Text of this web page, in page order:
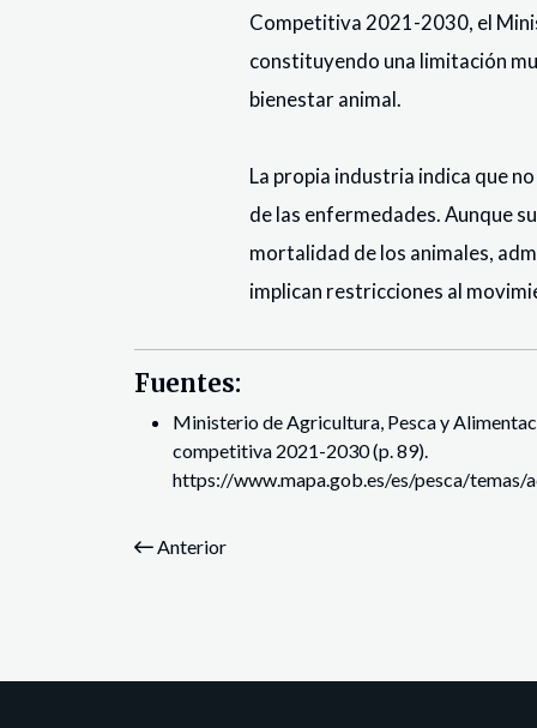
Competitiva 2021-2030, el
constituyendo una limitación
bienestar animal.
La propia industria indica que
de las enfermedades. Aunque
mortalidad de los animales,
implican restricciones al
Fuentes:
Ministerio de Agricultura, Pesca y
competitiva 2021-2030 (p. 89).
https://www.mapa.gob.es/es/pesca/temas/
Anterior